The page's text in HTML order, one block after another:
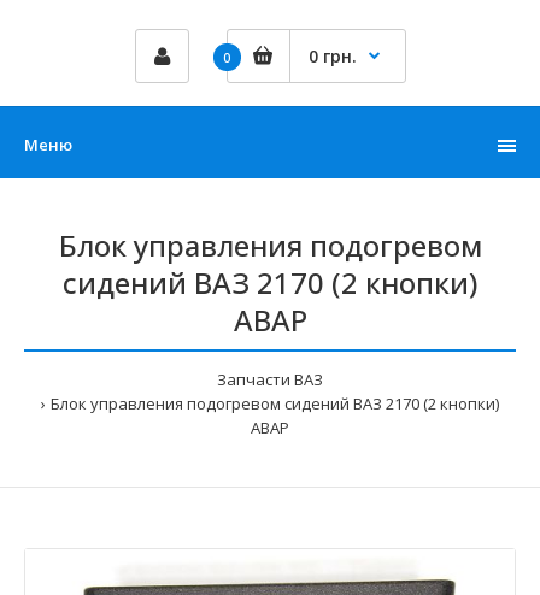
0 0 грн.
Меню
Блок управления подогревом
сидений ВАЗ 2170 (2 кнопки)
АВАР
Запчасти ВАЗ
Блок управления подогревом сидений ВАЗ 2170 (2 кнопки)
АВАР